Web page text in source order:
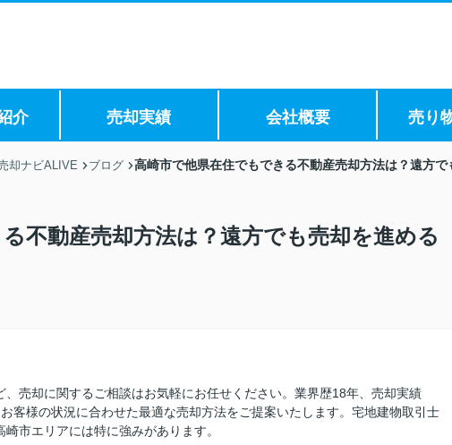
介 売却実績 会社概要 売り
却ナビALIVE ブログ 高崎市で他県在住でもできる不動産売却方法は？遠方
不動産売却方法は？遠方でも売却を進める
、売却に関するご相談はお気軽にお任せください。業界歴18年、売却実績
客様の状況に合わせた最適な売却方法をご提案いたします。宅地建物取引士
市エリアには特に強みがあります。